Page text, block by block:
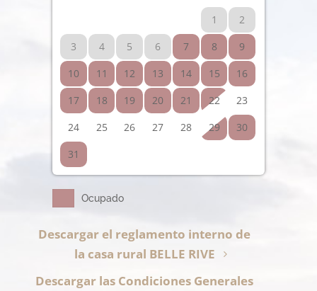
1
2
3
4 5 6 7 8
9
10
11 12 13 14 15
16
17
18 19 20 21 22
23
24
25 26 27 28 29
30
31
Ocupado
Descargar el reglamento interno de
la casa rural BELLE RIVE
Descargar las Condiciones Generales